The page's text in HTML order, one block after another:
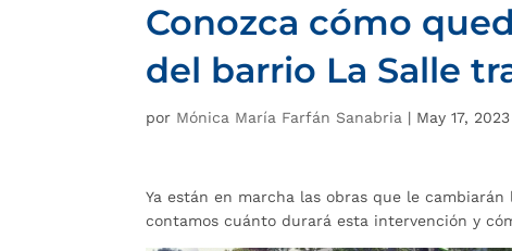
Conozca cómo
del barrio La Salle
por Mónica María Farfán Sanabria | May 17, 2023
Ya están en marcha las obras que le
contamos cuánto durará esta intervención y